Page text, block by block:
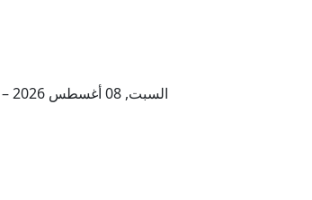
السبت, 08 أغسطس 2026 – 25 صفر 1448 هـ